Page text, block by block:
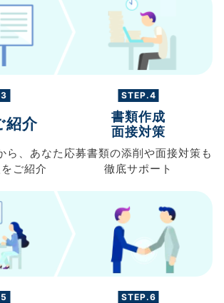
紹介
、 あなた
ご紹介
STEP.4
書類作成
面接対策
応募書類の添削や面接対策も
徹底サポート
STEP.6